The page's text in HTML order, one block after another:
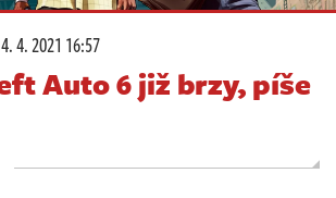
4. 2021 16:57
Auto 6 již brzy, píše